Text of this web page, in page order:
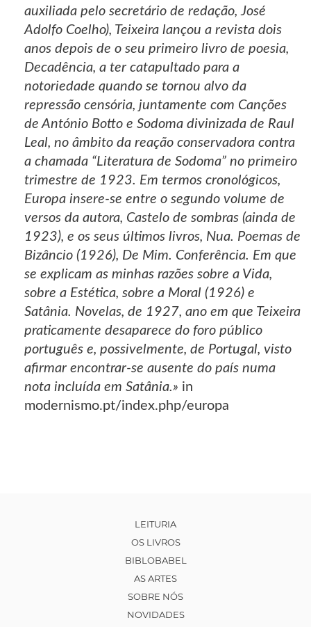
auxiliada pelo secretário de redação, José
Adolfo Coelho), Teixeira lançou a revista dois
anos depois de o seu primeiro livro de poesia,
Decadência, a ter catapultado para a
notoriedade quando se tornou alvo da
repressão censória, juntamente com Canções
de António Botto e Sodoma divinizada de Raul
Leal, no âmbito da reação conservadora contra
a chamada “Literatura de Sodoma” no primeiro
trimestre de 1923. Em termos cronológicos,
Europa insere-se entre o segundo volume de
versos da autora, Castelo de sombras (ainda de
1923), e os seus últimos livros, Nua. Poemas de
Bizâncio (1926), De Mim. Conferência. Em que
se explicam as minhas razões sobre a Vida,
sobre a Estética, sobre a Moral (1926) e
Satânia. Novelas, de 1927, ano em que Teixeira
praticamente desaparece do foro público
português e, possivelmente, de Portugal, visto
afirmar encontrar-se ausente do país numa
nota incluída em Satânia.» in
modernismo.pt/index.php/europa
LEITURIA
OS LIVROS
BIBLOBABEL
AS ARTES
SOBRE NÓS
NOVIDADES